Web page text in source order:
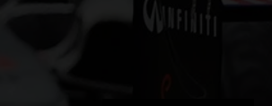
PODCAST PRESENTATOREN